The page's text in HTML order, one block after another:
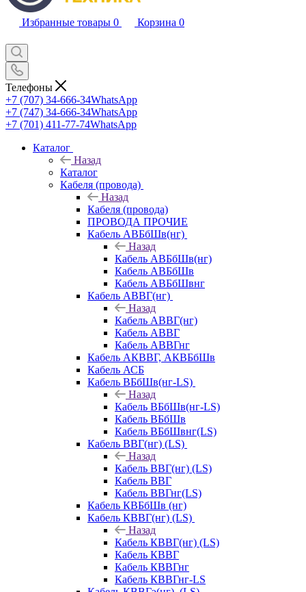
Избранные товары 0 Корзина 0
Телефоны
+7 (707) 34-666-34WhatsApp
+7 (747) 34-666-34WhatsApp
+7 (701) 411-77-74WhatsApp
Каталог
Назад
Каталог
Кабеля (провода)
Назад
Кабеля (провода)
ПРОВОДА ПРОЧИЕ
Кабель АВБбШв(нг)
Назад
Кабель АВБбШв(нг)
Кабель АВБбШв
Кабель АВБбШвнг
Кабель АВВГ(нг)
Назад
Кабель АВВГ(нг)
Кабель АВВГ
Кабель АВВГнг
Кабель АКВВГ, АКВБбШв
Кабель АСБ
Кабель ВБбШв(нг-LS)
Назад
Кабель ВБбШв(нг-LS)
Кабель ВБбШв
Кабель ВБбШвнг(LS)
Кабель ВВГ(нг) (LS)
Назад
Кабель ВВГ(нг) (LS)
Кабель ВВГ
Кабель ВВГнг(LS)
Кабель КВБбШв (нг)
Кабель КВВГ(нг) (LS)
Назад
Кабель КВВГ(нг) (LS)
Кабель КВВГ
Кабель КВВГнг
Кабель КВВГнг-LS